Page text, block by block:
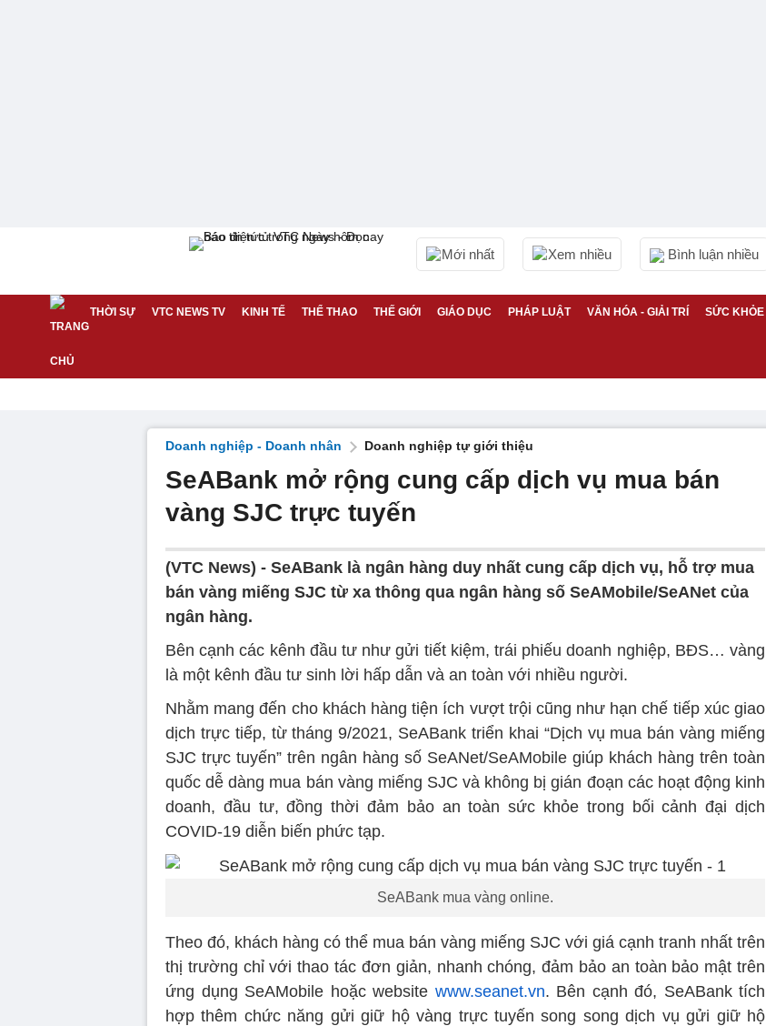
Mới nhất Xem nhiều Bình luận nhiều
THỜI SỰ VTC NEWS TV KINH TẾ THỂ THAO THẾ GIỚI GIÁO DỤC PHÁP LUẬT VĂN HÓA - GIẢI TRÍ SỨC KHỎE
Doanh nghiệp - Doanh nhân Doanh nghiệp tự giới thiệu
SeABank mở rộng cung cấp dịch vụ mua bán
vàng SJC trực tuyến
(VTC News) - SeABank là ngân hàng duy nhất cung cấp dịch vụ, hỗ trợ mua
bán vàng miếng SJC từ xa thông qua ngân hàng số SeAMobile/SeANet của
ngân hàng.
Bên cạnh các kênh đầu tư như gửi tiết kiệm, trái phiếu doanh nghiệp, BĐS… vàng
là một kênh đầu tư sinh lời hấp dẫn và an toàn với nhiều người.
Nhằm mang đến cho khách hàng tiện ích vượt trội cũng như hạn chế tiếp xúc giao
dịch trực tiếp, từ tháng 9/2021, SeABank triển khai “Dịch vụ mua bán vàng miếng
SJC trực tuyến” trên ngân hàng số SeANet/SeAMobile giúp khách hàng trên toàn
quốc dễ dàng mua bán vàng miếng SJC và không bị gián đoạn các hoạt động kinh
doanh, đầu tư, đồng thời đảm bảo an toàn sức khỏe trong bối cảnh đại dịch
COVID-19 diễn biến phức tạp.
SeABank mua vàng online.
Theo đó, khách hàng có thể mua bán vàng miếng SJC với giá cạnh tranh nhất trên
thị trường chỉ với thao tác đơn giản, nhanh chóng, đảm bảo an toàn bảo mật trên
ứng dụng SeAMobile hoặc website www.seanet.vn. Bên cạnh đó, SeABank tích
hợp thêm chức năng gửi giữ hộ vàng trực tuyến song song dịch vụ gửi giữ hộ